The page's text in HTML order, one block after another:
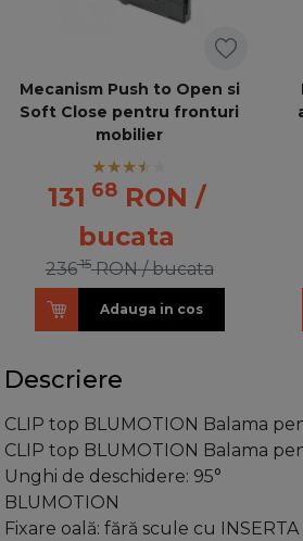
Mecanism Push to Open si
Soft Close pentru fronturi
mobilier
131 68 RON /
bucata
23615 RON / bucata
Adauga in cos
Descriere
CLIP top BLUMOTION Balama
CLIP top BLUMOTION Balama
Unghi de deschidere: 95°
BLUMOTION
Fixare oală: fără scule cu INSERTA